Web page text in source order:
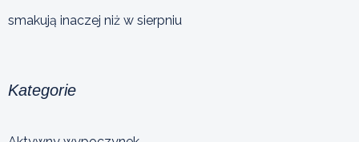
smakują inaczej niż w sierpniu
Kategorie